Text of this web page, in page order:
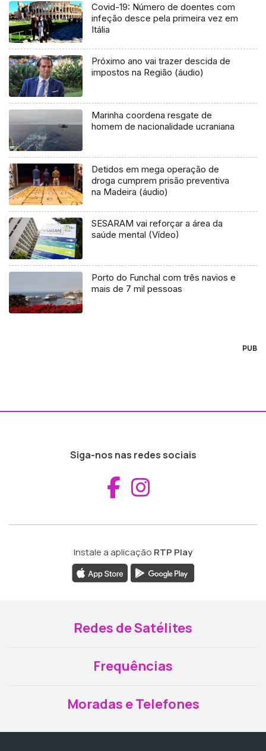
Covid-19: Número de doentes com
infeção desce pela primeira vez em
Itália
Próximo ano vai trazer descida de
impostos na Região (áudio)
Marinha coordena resgate de
homem de nacionalidade ucraniana
Detidos em mega operação de
droga cumprem prisão preventiva
na Madeira (áudio)
SESARAM vai reforçar a área da
saúde mental (Vídeo)
Porto do Funchal com três navios e
mais de 7 mil pessoas
PUB
Siga-nos nas redes sociais
Aceder ao
Instale a aplicação RTP Play
Redes de Satélites
Frequências
Moradas e Telefones